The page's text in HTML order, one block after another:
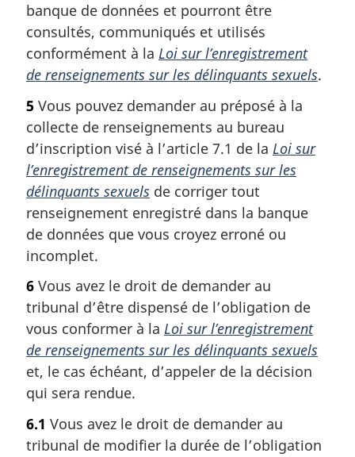
banque de données et pourront être
consultés, communiqués et utilisés
conformément à la Loi sur l’enregistrement
de renseignements sur les délinquants sexuels.
5 Vous pouvez demander au préposé à la
collecte de renseignements au bureau
d’inscription visé à l’article 7.1 de la Loi sur
l’enregistrement de renseignements sur les
délinquants sexuels de corriger tout
renseignement enregistré dans la banque
de données que vous croyez erroné ou
incomplet.
6 Vous avez le droit de demander au
tribunal d’être dispensé de l’obligation de
vous conformer à la Loi sur l’enregistrement
de renseignements sur les délinquants sexuels
et, le cas échéant, d’appeler de la décision
qui sera rendue.
6.1 Vous avez le droit de demander au
tribunal de modifier la durée de l’obligation